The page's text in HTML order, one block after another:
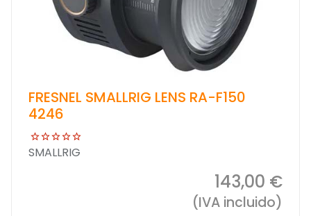
FRESNEL SMALLRIG LENS RA-F150
4246
SMALLRIG
143,00 €
(IVA incluido)